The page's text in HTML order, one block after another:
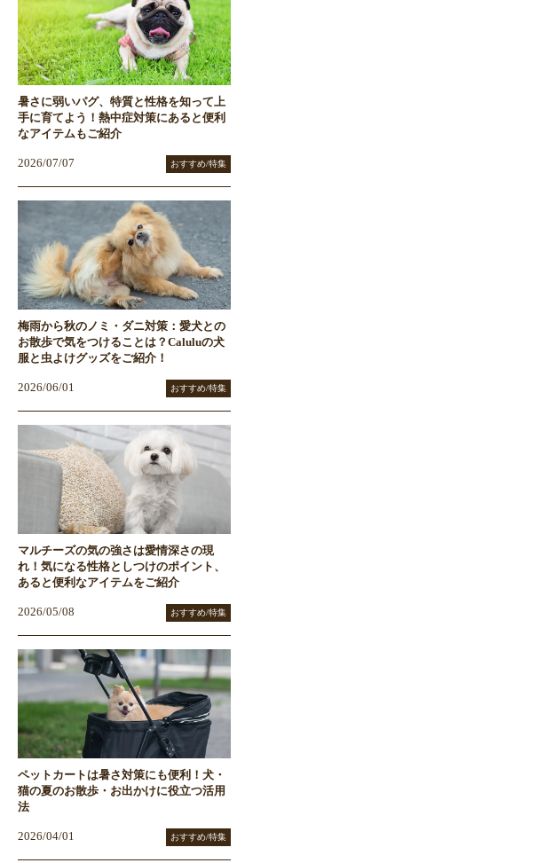
暑さに弱いパグ、特質と性格を知って上
手に育てよう！熱中症対策にあると便利
なアイテムもご紹介
2026/07/07 おすすめ/特集
梅雨から秋のノミ・ダニ対策：愛犬との
お散歩で気をつけることは？Caluluの犬
服と虫よけグッズをご紹介！
2026/06/01 おすすめ/特集
マルチーズの気の強さは愛情深さの現
れ！気になる性格としつけのポイント、
あると便利なアイテムをご紹介
2026/05/08 おすすめ/特集
ペットカートは暑さ対策にも便利！犬・
猫の夏のお散歩・お出かけに役立つ活用
法
2026/04/01 おすすめ/特集